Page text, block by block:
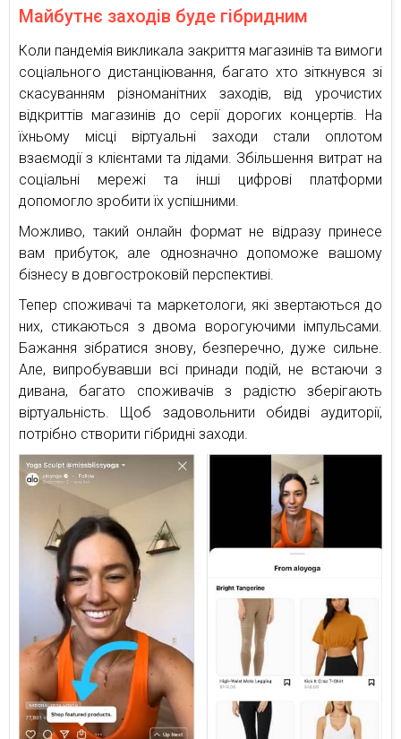
Майбутнє заходів буде гібридним
Коли пандемія викликала закриття магазинів та вимоги
соціального дистанціювання, багато хто зіткнувся зі
скасуванням різноманітних заходів, від урочистих
відкриттів магазинів до серії дорогих концертів. На
їхньому місці віртуальні заходи стали оплотом
взаємодії з клієнтами та лідами. Збільшення витрат на
соціальні мережі та інші цифрові платформи
допомогло зробити їх успішними.
Можливо, такий онлайн формат не відразу принесе
вам прибуток, але однозначно допоможе вашому
бізнесу в довгостроковій перспективі.
Тепер споживачі та маркетологи, які звертаються до
них, стикаються з двома ворогуючими імпульсами.
Бажання зібратися знову, безперечно, дуже сильне.
Але, випробувавши всі принади подій, не встаючи з
дивана, багато споживачів з радістю зберігають
віртуальність. Щоб задовольнити обидві аудиторії,
потрібно створити гібридні заходи.